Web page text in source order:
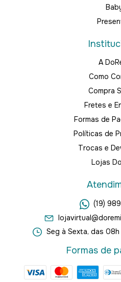
A
Como
Compra
Fretes e
Formas de
Políticas de
Trocas e
Lojas
(19)
Seg à Sexta, das 08h
Formas de